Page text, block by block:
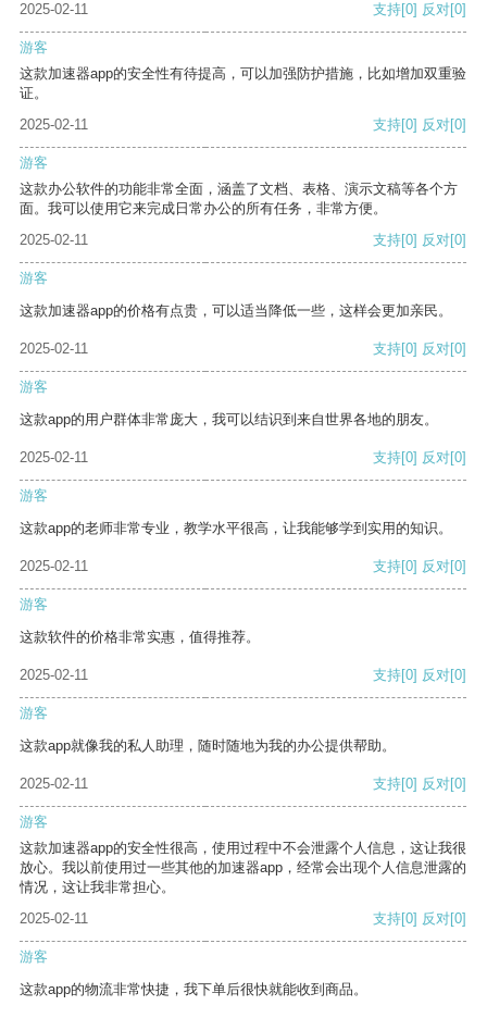
2025-02-11 支持[0] 反对[0]
游客
这款加速器app的安全性有待提高，可以加强防护措施，比如增加双重验
证。
2025-02-11
支持[0] 反对[0]
游客
这款办公软件的功能非常全面，涵盖了文档、表格、演示文稿等各个方
面。我可以使用它来完成日常办公的所有任务，非常方便。
2025-02-11
支持[0] 反对[0]
游客
这款加速器app的价格有点贵，可以适当降低一些，这样会更加亲民。
2025-02-11 支持[0] 反对[0]
游客
这款app的用户群体非常庞大，我可以结识到来自世界各地的朋友。
2025-02-11 支持[0] 反对[0]
游客
这款app的老师非常专业，教学水平很高，让我能够学到实用的知识。
2025-02-11 支持[0] 反对[0]
游客
这款软件的价格非常实惠，值得推荐。
2025-02-11 支持[0] 反对[0]
游客
这款app就像我的私人助理，随时随地为我的办公提供帮助。
2025-02-11 支持[0] 反对[0]
游客
这款加速器app的安全性很高，使用过程中不会泄露个人信息，这让我很
放心。我以前使用过一些其他的加速器app，经常会出现个人信息泄露的
情况，这让我非常担心。
2025-02-11
支持[0] 反对[0]
游客
这款app的物流非常快捷，我下单后很快就能收到商品。